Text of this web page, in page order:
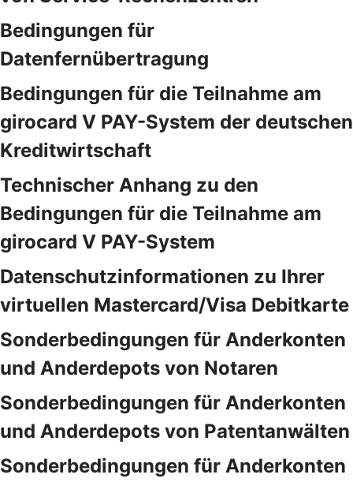
Bedingungen für
Datenfernübertragung
Bedingungen für die Teilnahme am
girocard V PAY-System der deutschen
Kreditwirtschaft
Technischer Anhang zu den
Bedingungen für die Teilnahme am
girocard V PAY-System
Datenschutzinformationen zu Ihrer
virtuellen Mastercard/Visa Debitkarte
Sonderbedingungen für Anderkonten
und Anderdepots von Notaren
Sonderbedingungen für Anderkonten
und Anderdepots von Patentanwälten
Sonderbedingungen für Anderkonten